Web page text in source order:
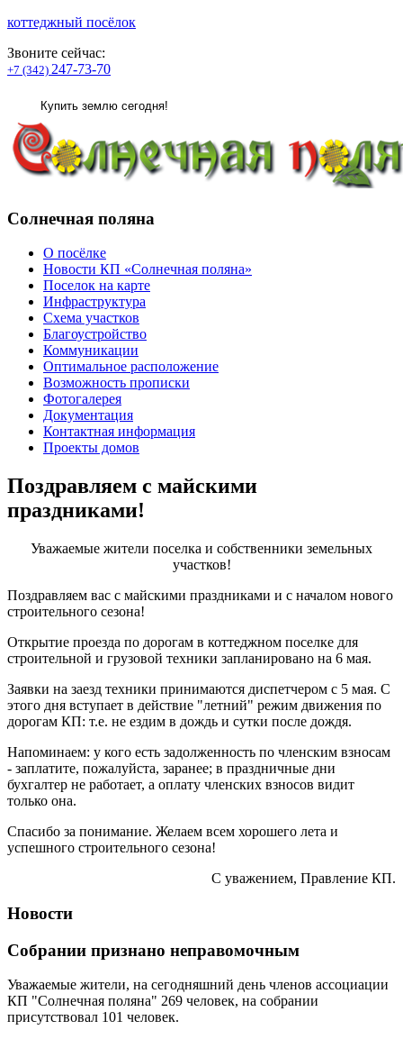
коттеджный посёлок
Звоните сейчас:
+7 (342) 247-73-70
Купить землю сегодня!
Солнечная поляна
О посёлке
Новости КП «Солнечная поляна»
Поселок на карте
Инфраструктура
Схема участков
Благоустройство
Коммуникации
Оптимальное расположение
Возможность прописки
Фотогалерея
Документация
Контактная информация
Проекты домов
Поздравляем с майскими
праздниками!
Уважаемые жители поселка и собственники земельных
участков!
Поздравляем вас с майскими праздниками и с началом нового
строительного сезона!
Открытие проезда по дорогам в коттеджном поселке для
строительной и грузовой техники запланировано на 6 мая.
Заявки на заезд техники принимаются диспетчером с 5 мая. С
этого дня вступает в действие "летний" режим движения по
дорогам КП: т.е. не ездим в дождь и сутки после дождя.
Напоминаем: у кого есть задолженность по членским взносам
- заплатите, пожалуйста, заранее; в праздничные дни
бухгалтер не работает, а оплату членских взносов видит
только она.
Спасибо за понимание. Желаем всем хорошего лета и
успешного строительного сезона!
С уважением, Правление КП.
Новости
Собрании признано неправомочным
Уважаемые жители, на сегодняшний день членов ассоциации
КП "Солнечная поляна" 269 человек, на собрании
присутствовал 101 человек.